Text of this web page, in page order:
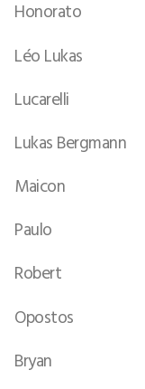
Honorato
Léo Lukas
Lucarelli
Lukas Bergmann
Maicon
Paulo
Robert
Opostos
Bryan